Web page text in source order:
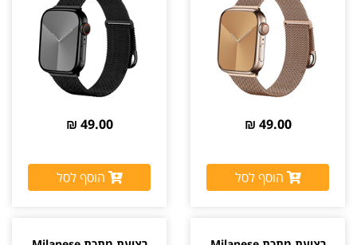
49.00 ₪
הוסף לסל
49.00 ₪
הוסף לסל